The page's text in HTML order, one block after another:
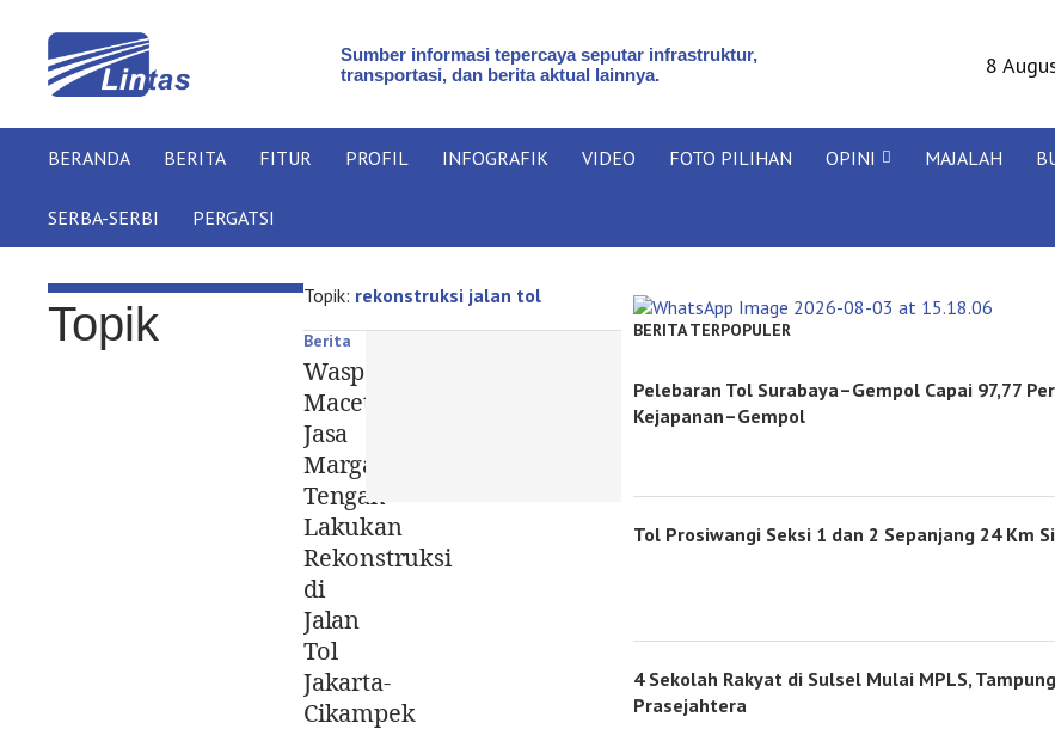
Sumber informasi tepercaya seputar infrastruktur,
transportasi, dan berita aktual lainnya.
8
BERANDA BERITA FITUR PROFIL INFOGRAFIK VIDEO FOTO PILIHAN OPINI MAJALAH
SERBA-SERBI PERGATSI
Topik
Topik: rekonstruksi jalan tol
Berita
Waspada
Macet,
Jasa
Marga
Tengah
Lakukan
Rekonstruksi
di
Jalan
Tol
Jakarta-
Cikampek
BERITA TERPOPULER
Pelebaran Tol Surabaya–Gempol Capai 97,77
Kejapanan–Gempol
Tol Prosiwangi Seksi 1 dan 2 Sepanjang 24 Km
4 Sekolah Rakyat di Sulsel Mulai MPLS,
Prasejahtera